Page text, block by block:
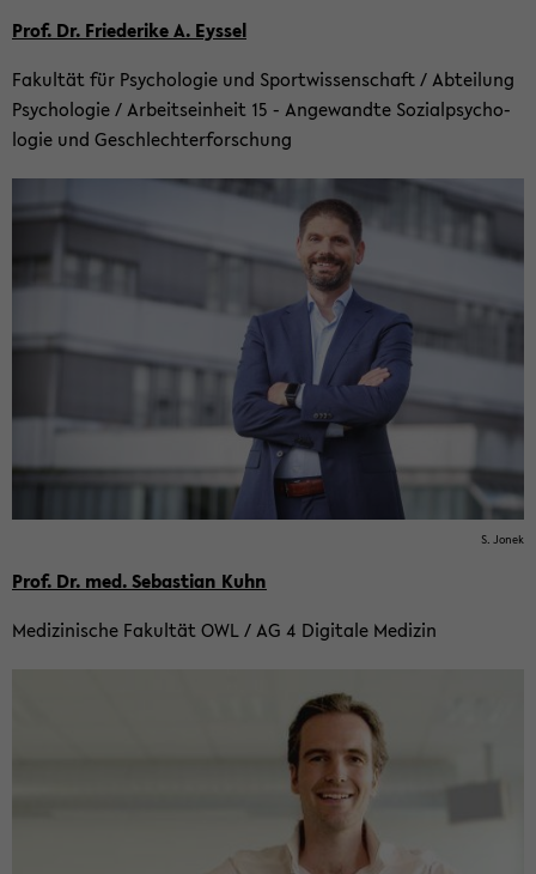
Prof. Dr. Frie­de­ri­ke A. Eyssel
Fa­kul­tät für Psy­cho­lo­gie und Sport­wis­sen­schaft / Ab­tei­lung
Psy­cho­lo­gie / Ar­beits­ein­heit 15 - An­ge­wand­te So­zi­al­psy­cho­
lo­gie und Ge­schlech­ter­for­schung
S. Jonek
Prof. Dr. med. Se­bas­ti­an Kuhn
Me­di­zi­ni­sche Fa­kul­tät OWL / AG 4 Di­gi­ta­le Me­di­zin